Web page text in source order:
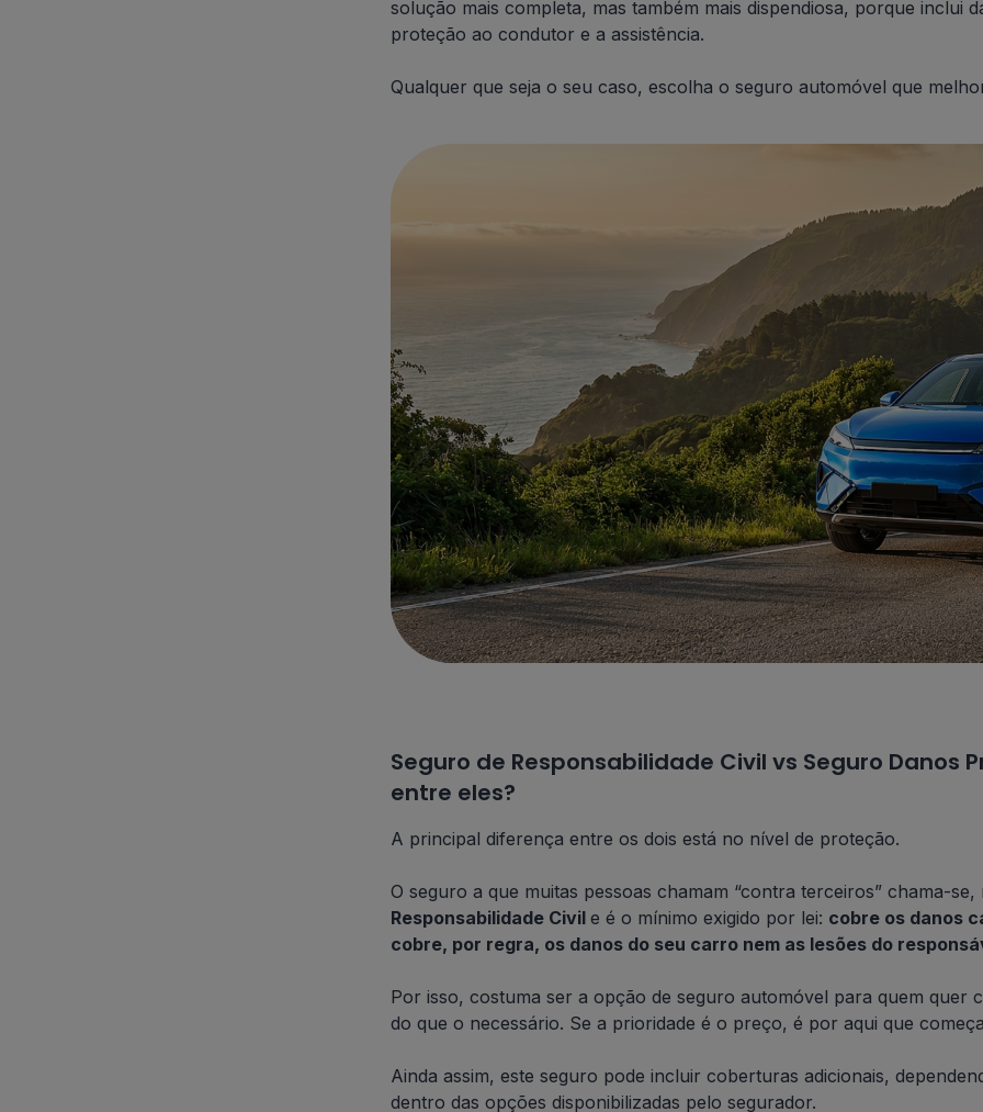
solução mais completa, mas também mais dispendiosa, porque inclui
proteção ao condutor e a assistência.
Qualquer que seja o seu caso, escolha o seguro automóvel que
Seguro de Responsabilidade Civil vs Seguro Danos
entre eles?
A principal diferença entre os dois está no nível de proteção.
O seguro a que muitas pessoas chamam “contra terceiros” chama-se,
Responsabilidade Civil e é o mínimo exigido por lei: cobre os danos
cobre, por regra, os danos do seu carro nem as lesões do
Por isso, costuma ser a opção de seguro automóvel para quem quer
do que o necessário. Se a prioridade é o preço, é por aqui que
Ainda assim, este seguro pode incluir coberturas adicionais,
dentro das opções disponibilizadas pelo segurador.